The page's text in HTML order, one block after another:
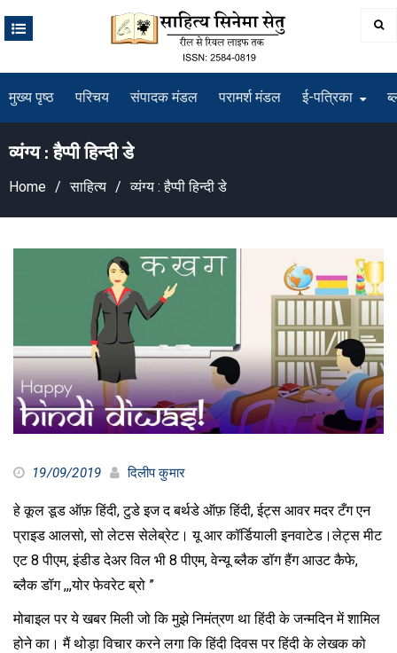
मुख्य पृष्ठ परिचय संपादक मंडल परामर्श मंडल ई-पत्रिका
व्यंग्य : हैप्पी हिन्दी डे
Home साहित्य व्यंग्य : हैप्पी हिन्दी डे
19/09/2019 दिलीप कुमार
हे कूल डूड ऑफ़ हिंदी, टुडे इज द बर्थडे ऑफ़ हिंदी, ईट्स आवर मदर टँग एन
प्राइड आलसो, सो लेटस सेलेब्रेट। यू आर कॉर्डियाली इनवाटेड।लेट्स मीट
एट 8 पीएम, इंडीड देअर विल भी 8 पीएम, वेन्यू ब्लैक डॉग हैंग आउट कैफे,
ब्लैक डॉग ,,,योर फेवरेट ब्रो ”
मोबाइल पर ये खबर मिली जो कि मुझे निमंत्रण था हिंदी के जन्मदिन में शामिल
होने का। मैं थोड़ा विचार करने लगा कि हिंदी दिवस पर हिंदी के लेखक को